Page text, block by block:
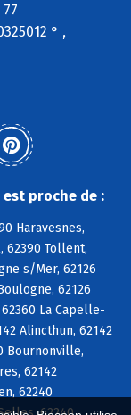
° ,
proche de :
Haravesnes,
62390 Tollent,
s/Mer, 62126
62126
La Capelle-
Alincthun, 62142
Bournonville,
62142
62240